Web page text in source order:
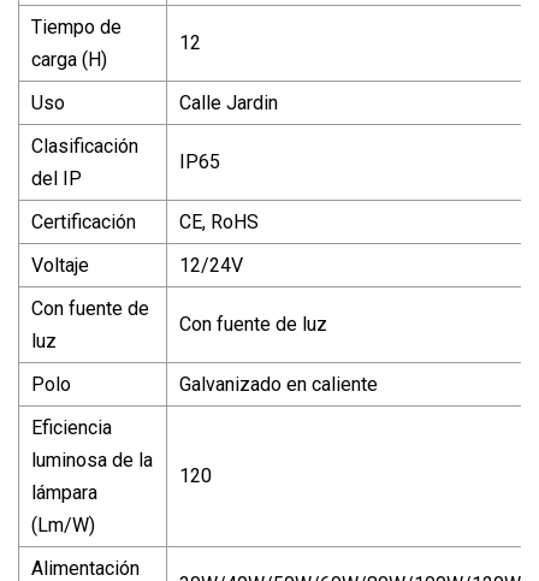
Tiempo de
carga (H)
12
Uso
Calle Jardin
Clasificación
del IP
IP65
Certificación
CE, RoHS
Voltaje
12/24V
Con fuente de
luz
Con fuente de luz
Polo
Galvanizado en caliente
Eficiencia
luminosa de la
lámpara
(Lm/W)
120
Alimentación